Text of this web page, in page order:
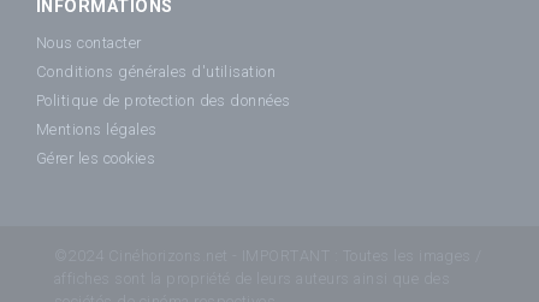
INFORMATIONS
Nous contacter
Conditions générales d'utilisation
Politique de protection des données
Mentions légales
Gérer les cookies